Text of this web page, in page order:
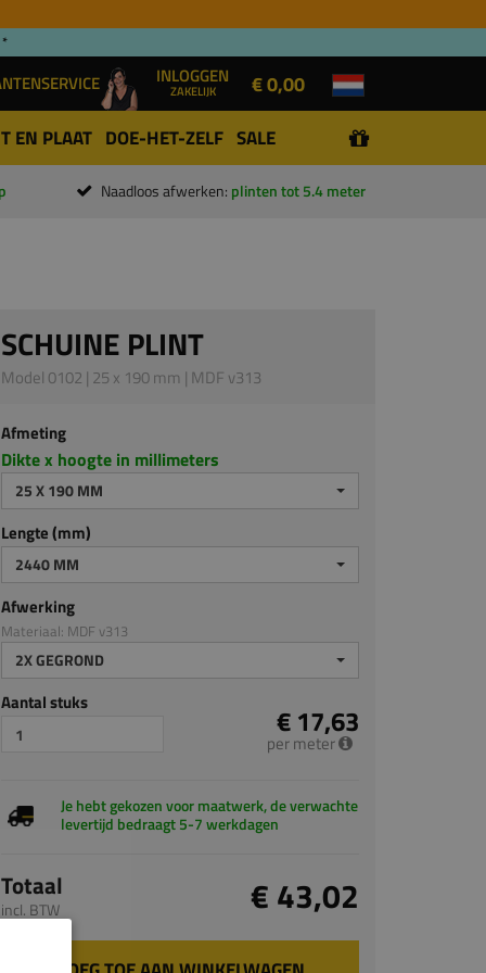
INLOGGEN
ZAKELIJK € 0,00
EN PLAAT DOE-HET-ZELF SALE
Naadloos afwerken: plinten tot 5.4 meter
SCHUINE PLINT
Model 0102 | 25 x 190 mm | MDF v313
Afmeting
Dikte x hoogte in millimeters
25 X 190 MM
Lengte (mm)
2440 MM
Afwerking
Materiaal: MDF v313
2X GEGROND
Aantal stuks € 17,63
per meter
Je hebt gekozen voor maatwerk, de verwachte
levertijd bedraagt 5-7 werkdagen
Totaal
incl. BTW € 43,02